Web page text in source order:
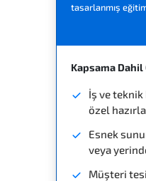
tasarlanmış
Kapsama
İş ve
özel
Esnek
veya
Müşteri